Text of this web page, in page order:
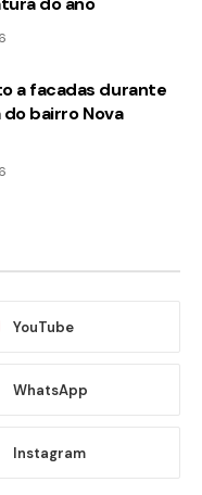
a facadas durante
bairro Nova
YouTube
WhatsApp
Instagram